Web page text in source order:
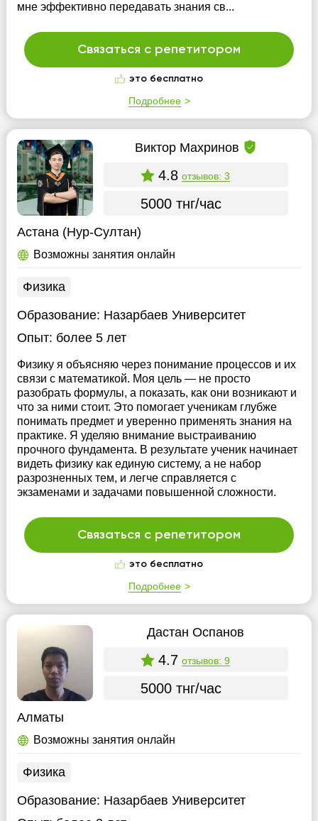
мне эффективно передавать знания св...
Связаться с репетитором
это бесплатно
Подробнее
Виктор Махринов
4.8 отзывов: 3
5000 тнг/час
Астана (Нур-Султан)
Возможны занятия онлайн
Физика
Образование: Назарбаев Университет
Опыт: более 5 лет
Физику я объясняю через понимание процессов и их
связи с математикой. Моя цель — не просто
разобрать формулы, а показать, как они возникают и
что за ними стоит. Это помогает ученикам глубже
понимать предмет и уверенно применять знания на
практике. Я уделяю внимание выстраиванию
прочного фундамента. В результате ученик начинает
видеть физику как единую систему, а не набор
разрозненных тем, и легче справляется с
экзаменами и задачами повышенной сложности.
Связаться с репетитором
это бесплатно
Подробнее
Дастан Оспанов
4.7 отзывов: 9
5000 тнг/час
Алматы
Возможны занятия онлайн
Физика
Образование: Назарбаев Университет